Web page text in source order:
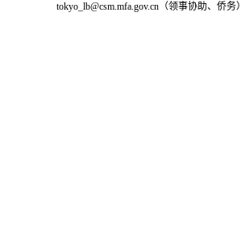
tokyo_lb@csm.mfa.gov.cn（领事协助、侨务）